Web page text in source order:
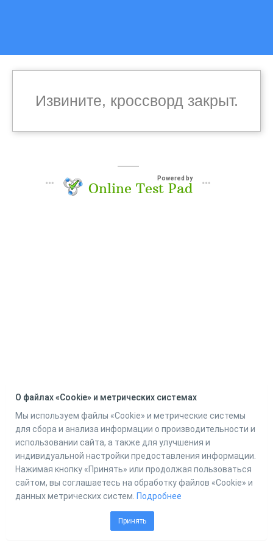
Извините, кроссворд закрыт.
Powered by
Online Test Pad
О файлах «Cookie» и метрических системах
Мы используем файлы «Cookie» и метрические системы
для сбора и анализа информации о производительности и
использовании сайта, а также для улучшения и
индивидуальной настройки предоставления информации.
Нажимая кнопку «Принять» или продолжая пользоваться
сайтом, вы соглашаетесь на обработку файлов «Cookie» и
данных метрических систем. Подробнее
Принять